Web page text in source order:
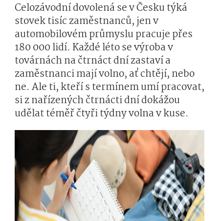
Celozávodní dovolená se v Česku týká
stovek tisíc zaměstnanců, jen v
automobilovém průmyslu pracuje přes
180 000 lidí. Každé léto se výroba v
továrnách na čtrnáct dní zastaví a
zaměstnanci mají volno, ať chtějí, nebo
ne. Ale ti, kteří s termínem umí pracovat,
si z nařízených čtrnácti dní dokážou
udělat téměř čtyři týdny volna v kuse.